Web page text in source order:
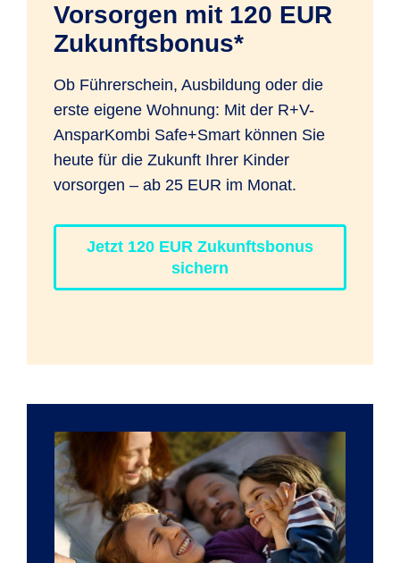
Vorsorgen mit 120 EUR
Zukunftsbonus*
Ob Führerschein, Ausbildung oder die
erste eigene Wohnung: Mit der R+V-
AnsparKombi Safe+Smart können Sie
heute für die Zukunft Ihrer Kinder
vorsorgen – ab 25 EUR im Monat.
Jetzt 120 EUR Zukunftsbonus
sichern